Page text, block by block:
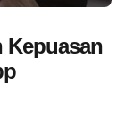
Kepuasan